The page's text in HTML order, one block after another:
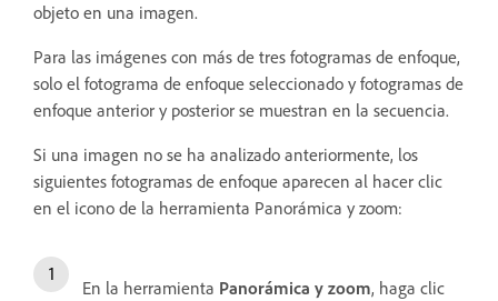
objeto en una imagen.
Para las imágenes con más de tres fotogramas de enfoque,
solo el fotograma de enfoque seleccionado y fotogramas de
enfoque anterior y posterior se muestran en la secuencia.
Si una imagen no se ha analizado anteriormente, los
siguientes fotogramas de enfoque aparecen al hacer clic
en el icono de la herramienta Panorámica y zoom:
En la herramienta Panorámica y zoom, haga clic